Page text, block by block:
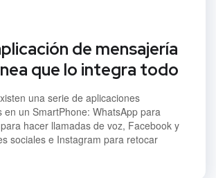
de mensajería
que lo integra todo
una serie de aplicaciones
en un SmartPhone: WhatsApp para
hacer llamadas de voz, Facebook y
sociales e Instagram para retocar